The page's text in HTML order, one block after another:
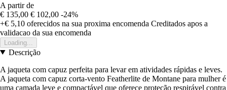
A partir de
€ 135,00 € 102,00 -24%
+€ 5,10 oferecidos na sua proxima encomenda Creditados apos a
validacao da sua encomenda
Loading...
Descrição
A jaqueta com capuz perfeita para levar em atividades rápidas e leves.
A jaqueta com capuz corta-vento Featherlite de Montane para mulher é
uma camada leve e compactável que oferece proteção respirável contra